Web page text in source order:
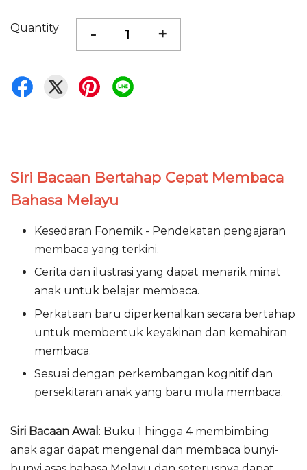
Quantity - +
Siri Bacaan Bertahap Cepat Membaca
Bahasa Melayu
Kesedaran Fonemik - Pendekatan pengajaran
membaca yang terkini.
Cerita dan ilustrasi yang dapat menarik minat
anak untuk belajar membaca.
Perkataan baru diperkenalkan secara bertahap
untuk membentuk keyakinan dan kemahiran
membaca.
Sesuai dengan perkembangan kognitif dan
persekitaran anak yang baru mula membaca.
Siri Bacaan Awal : Buku 1 hingga 4 membimbing
anak agar dapat mengenal dan membaca bunyi-